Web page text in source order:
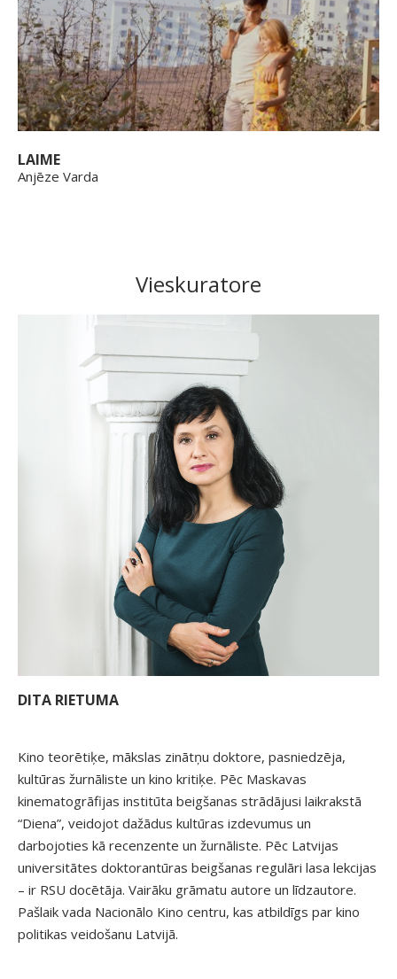
LAIME
Anjēze Varda
Vieskuratore
DITA RIETUMA
Kino teorētiķe, mākslas zinātņu doktore, pasniedzēja,
kultūras žurnāliste un kino kritiķe. Pēc Maskavas
kinematogrāfijas institūta beigšanas strādājusi laikrakstā
“Diena”, veidojot dažādus kultūras izdevumus un
darbojoties kā recenzente un žurnāliste. Pēc Latvijas
universitātes doktorantūras beigšanas regulāri lasa lekcijas
– ir RSU docētāja. Vairāku grāmatu autore un līdzautore.
Pašlaik vada Nacionālo Kino centru, kas atbildīgs par kino
politikas veidošanu Latvijā.